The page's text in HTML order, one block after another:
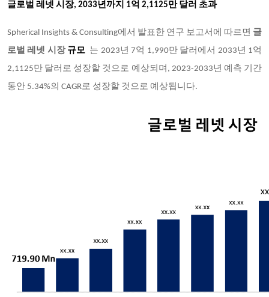
글로벌 레넷 시장, 2033년까지 1억 2,1125만 달러 초과
Spherical Insights & Consulting에서 발표한 연구 보고서에 따르면 글
로벌 레넷 시장규모 는 2023년 7억 1,990만 달러에서 2033년 1억
2,1125만 달러로 성장할 것으로 예상되며, 2023-2033년 예측 기간
동안 5.34%의 CAGR로 성장할 것으로 예상됩니다.